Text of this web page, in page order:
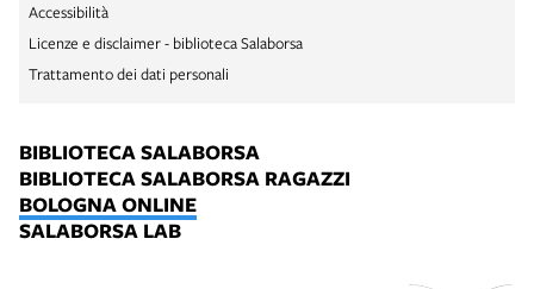
Accessibilità
Licenze e disclaimer - biblioteca Salaborsa
Trattamento dei dati personali
BIBLIOTECA SALABORSA
BIBLIOTECA SALABORSA RAGAZZI
BOLOGNA ONLINE
SALABORSA LAB